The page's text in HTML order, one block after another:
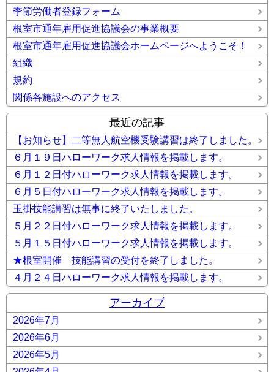
季節労働者登録フォーム
根室市通年雇用促進協議会の事業概要
根室市通年雇用促進協議会ホームページへようこそ！
組織
規約
関係各施設へのアクセス
最近の記事
【お知らせ】二等無人航空機受験講習は終了しました。
６月１９日ハローワーク求人情報を掲載します。
６月１２日付ハローワーク求人情報を掲載します。
６月５日付ハローワーク求人情報を掲載します。
玉掛技能講習は無事に終了いたしました。
５月２２日付ハローワーク求人情報を掲載します。
５月１５日付ハローワーク求人情報を掲載します。
★根室開催 技能講習の受付を終了しました。
４月２４日ハローワーク求人情報を掲載します。
アーカイブ
2026年7月
2026年6月
2026年5月